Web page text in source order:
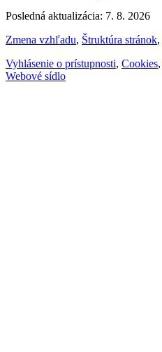
Posledná aktualizácia: 7. 8. 2026
Zmena vzhľadu, Štruktúra stránok,
Vyhlásenie o prístupnosti, Cookies,
Webové sídlo